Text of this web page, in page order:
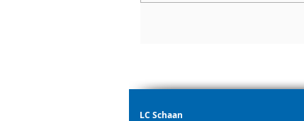
LC Schaan